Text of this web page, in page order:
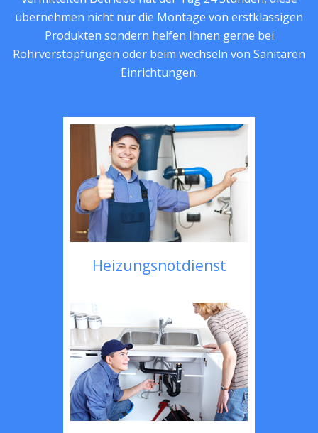
übernehmen nicht nur die Montage von erstklassigen
Produkten sondern helfen Ihnen gerne bei
Rohrverstopfungen oder beim wechseln von Sanitären
Einrichtungen.
Heizungsnotdienst